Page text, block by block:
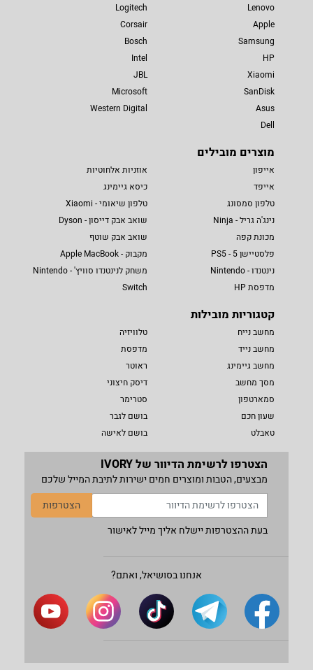
Lenovo
Apple
Samsung
HP
Xiaomi
SanDisk
Asus
Dell
Logitech
Corsair
Bosch
Intel
JBL
Microsoft
Western Digital
מוצרים מובילים
אייפון
אייפד
טלפון סמסונג
נינג'ה גריל - Ninja
מכונת קפה
פלסטיישן 5 - PS5
נינטנדו - Nintendo
מדפסת HP
אוזניות אלחוטיות
כיסא גיימינג
טלפון שיאומי - Xiaomi
שואב אבק דייסון - Dyson
שואב אבק שוטף
מקבוק - Apple MacBook
משחק לנינטנדו סוויץ' - Nintendo
Switch
קטגוריות מובילות
מחשב נייח
מחשב נייד
מחשב גיימינג
מסך מחשב
סמארטפון
שעון חכם
טאבלט
טלוויזיה
מדפסת
ראוטר
דיסק חיצוני
סטרימר
בושם לגבר
בושם לאישה
הצטרפו לרשימת הדיוור של IVORY
מבצעים, הטבות ומוצרים חמים ישירות לתיבת המייל שלכם
הצטרפות
בעת ההצטרפות יישלח אליך מייל לאישור
אנחנו בסושיאל, ואתם?